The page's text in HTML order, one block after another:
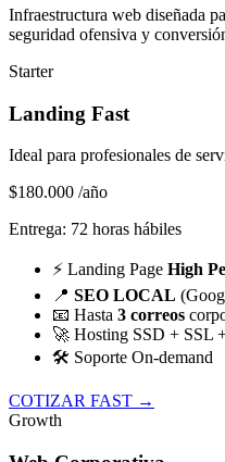
Infraestructura web diseñada
seguridad ofensiva y
Starter
Landing Fast
Ideal para profesionales de
$180.000 /año
Entrega: 72 horas hábiles
⚡ Landing Page High
📍 SEO LOCAL
📧 Hasta 3 correos
🚀 Hosting SSD + SSL
🛠️ Soporte On-demand
COTIZAR FAST →
Growth